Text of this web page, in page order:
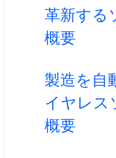
革新する
概要
製造を自
イヤレス
概要